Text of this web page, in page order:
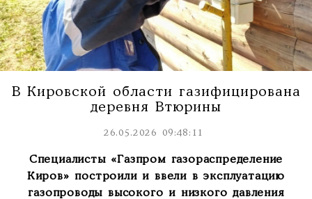
В Кировской области газифицирована
деревня Втюрины
26.05.2026 09:48:11
Специалисты «Газпром газораспределение
Киров» построили и ввели в эксплуатацию
газопроводы высокого и низкого давления